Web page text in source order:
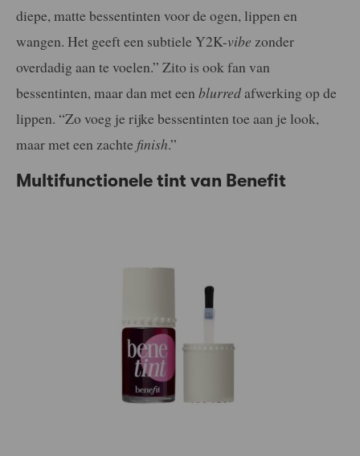
diepe, matte bessentinten voor de ogen, lippen en
wangen. Het geeft een subtiele Y2K-vibe zonder
overdadig aan te voelen.” Zito is ook fan van
bessentinten, maar dan met een blurredafwerking op de
lippen. “Zo voeg je rijke bessentinten toe aan je look,
maar met een zachte finish.”
Multifunctionele tint van Benefit